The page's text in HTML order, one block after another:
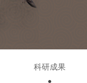
科研成果